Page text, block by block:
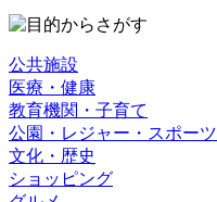
公共施設
医療・健康
教育機関・子育て
公園・レジャー・スポーツ
文化・歴史
ショッピング